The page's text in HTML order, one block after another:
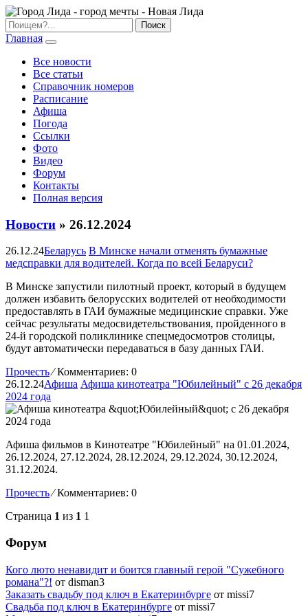
Главная
Все новости
Все статьи
Справочник номеров
Расписание
Афиша
Погода
Ссылки
Фото
Видео
Форум
Контакты
Полная версия
Новости » 26.12.2024
26.12.24Беларусь В Минске начали отменять бумажные
медсправки для водителей. Когда по всей Беларуси?
В Минске запустили пилотный проект, который в будущем
должен избавить белорусских водителей от необходимости
предоставлять в ГАИ бумажные медицинские справки. Уже
сейчас результаты медосвидетельствования, пройденного в
24-й городской поликлинике спецмедосмотров столицы,
будут автоматически передаваться в базу данных ГАИ.
Прочесть ⁄Комментариев: 0
26.12.24Афиша Афиша кинотеатра "Юбилейный" c 26 декабря
2024 года
Афиша фильмов в Кинотеатре "Юбилейный" на 01.01.2024,
26.12.2024, 27.12.2024, 28.12.2024, 29.12.2024, 30.12.2024,
31.12.2024.
Прочесть ⁄Комментариев: 0
Страница 1 из 1 1
Форум
Кого люто ненавидит и боится главный герой "Сужебного
романа"?! от disman3
Заказать свадьбу под ключ в Екатеринбурге от missi7
Cвадьба под ключ в Екатеринбурге от missi7